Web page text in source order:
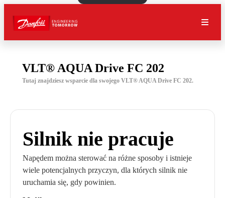
VLT® AQUA Drive FC 202
Tutaj znajdziesz wsparcie dla swojego VLT® AQUA Drive FC 202.
Silnik nie pracuje
Napędem można sterować na różne sposoby i istnieje
wiele potencjalnych przyczyn, dla których silnik nie
uruchamia się, gdy powinien.